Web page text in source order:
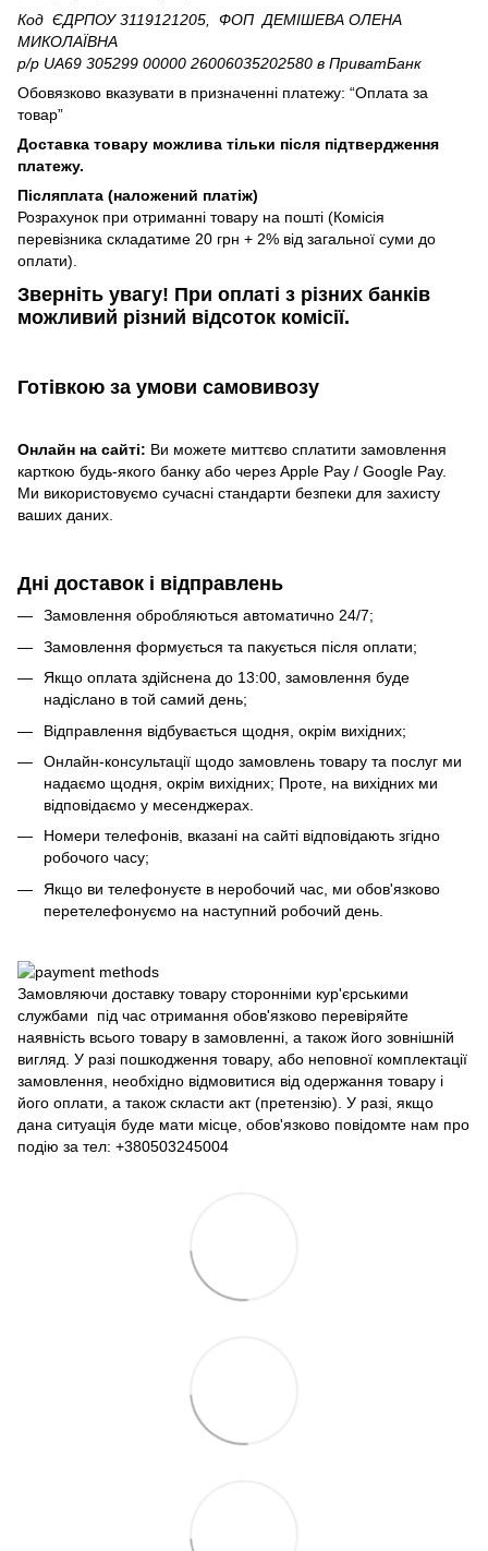
Код ЄДРПОУ 3119121205, ФОП ДЕМІШЕВА ОЛЕНА
МИКОЛАЇВНА
р/р UA69 305299 00000 26006035202580 в ПриватБанк
Обовязково вказувати в призначенні платежу: “Оплата за
товар”
Доставка товару можлива тільки після підтвердження
платежу.
Післяплата (наложений платіж)
Розрахунок при отриманні товару на пошті (Комісія
перевізника складатиме 20 грн + 2% від загальної суми до
оплати).
Зверніть увагу!​ При оплаті з різних банків
можливий різний відсоток комісії.
Готівкою за умови самовивозу
Онлайн на сайті: Ви можете миттєво сплатити замовлення
карткою будь-якого банку або через Apple Pay / Google Pay.
Ми використовуємо сучасні стандарти безпеки для захисту
ваших даних.
Дні доставок і відправлень
Замовлення обробляються автоматично 24/7;
Замовлення формується та пакується після оплати;
Якщо оплата здійснена до 13:00, замовлення буде
надіслано в той самий день;
Відправлення відбувається щодня, окрім вихідних;
Онлайн-консультації щодо замовлень товару та послуг ми
надаємо щодня, окрім вихідних; Проте, на вихідних ми
відповідаємо у месенджерах.
Номери телефонів, вказані на сайті відповідають згідно
робочого часу;
Якщо ви телефонуєте в неробочий час, ми обов'язково
перетелефонуємо на наступний робочий день.
Замовляючи доставку товару сторонніми кур'єрськими
службами під час отримання обов'язково перевіряйте
наявність всього товару в замовленні, а також його зовнішній
вигляд. У разі пошкодження товару, або неповної комплектації
замовлення, необхідно відмовитися від одержання товару і
його оплати, а також скласти акт (претензію). У разі, якщо
дана ситуація буде мати місце, обов'язково повідомте нам про
подію за тел: +380503245004